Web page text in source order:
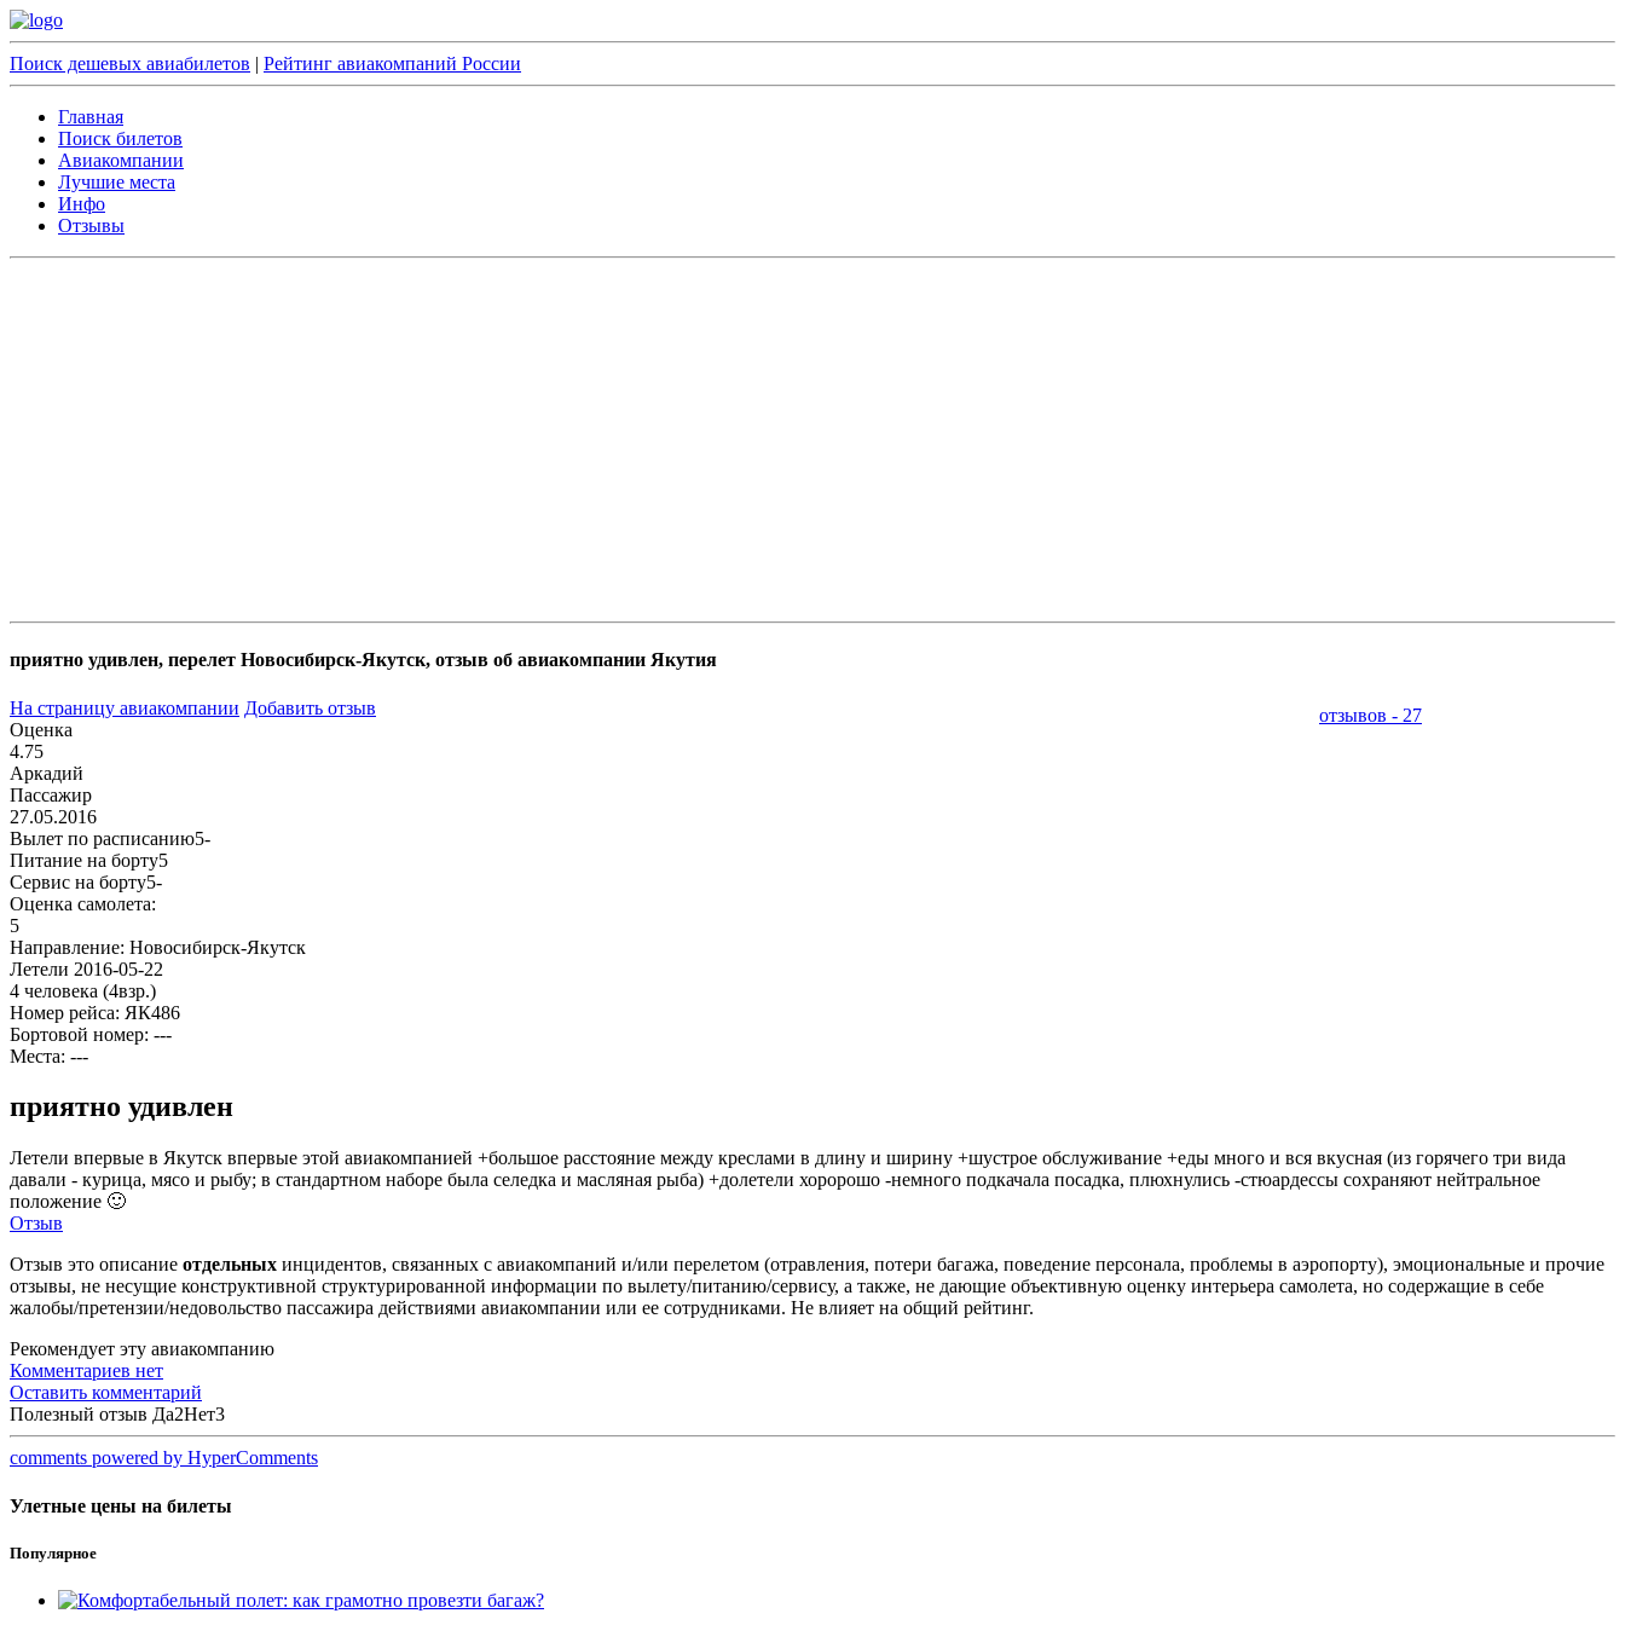
Поиск дешевых авиабилетов | Рейтинг авиакомпаний России
Главная
Поиск билетов
Авиакомпании
Лучшие места
Инфо
Отзывы
приятно удивлен, перелет Новосибирск-Якутск, отзыв об авиакомпании Якутия
На страницу авиакомпании Добавить отзыв отзывов - 27
Оценка
4.75
Аркадий
Пассажир
27.05.2016
Вылет по расписанию5-
Питание на борту5
Сервис на борту5-
Оценка самолета:
5
Направление: Новосибирск-Якутск
Летели 2016-05-22
4 человека (4взр.)
Номер рейса: ЯК486
Бортовой номер: ---
Места: ---
приятно удивлен
Летели впервые в Якутск впервые этой авиакомпанией +большое расстояние между креслами в длину и ширину +шустрое обслуживание +еды много и вся вкусная (из горячего три вида
давали - курица, мясо и рыбу; в стандартном наборе была селедка и масляная рыба) +долетели хоророшо -немного подкачала посадка, плюхнулись -стюардессы сохраняют нейтральное
положение 🙂
Отзыв
Отзыв это описание отдельных инцидентов, связанных с авиакомпаний и/или перелетом (отравления, потери багажа, поведение персонала, проблемы в аэропорту), эмоциональные и прочие
отзывы, не несущие конструктивной структурированной информации по вылету/питанию/сервису, а также, не дающие объективную оценку интерьера самолета, но содержащие в себе
жалобы/претензии/недовольство пассажира действиями авиакомпании или ее сотрудниками. Не влияет на общий рейтинг.
Рекомендует эту авиакомпанию
Комментариев нет
Оставить комментарий
Полезный отзыв Да2Нет3
comments powered by HyperComments
Улетные цены на билеты
Популярное